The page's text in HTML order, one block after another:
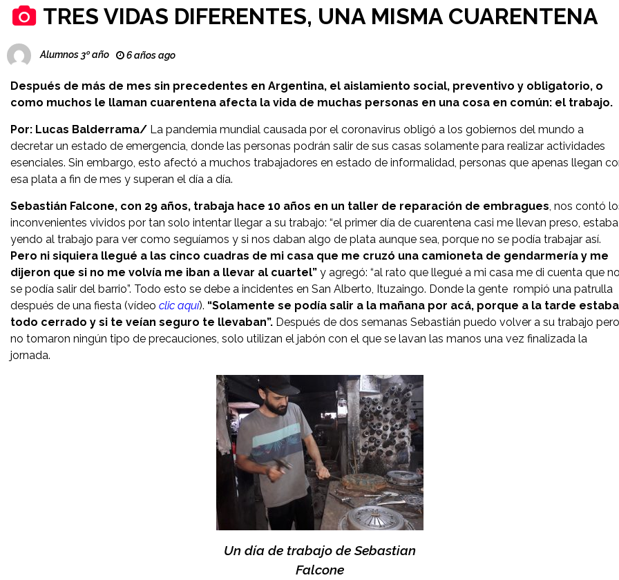
TRES VIDAS DIFERENTES, UNA MISMA CUARENTENA
Alumnos 3º año 6 años ago
Después de más de mes sin precedentes en Argentina, el aislamiento social, preventivo y obligatorio, o
como muchos le llaman cuarentena afecta la vida de muchas personas en una cosa en común: el trabajo.
Por: Lucas Balderrama/ La pandemia mundial causada por el coronavirus obligó a los gobiernos del mundo a
decretar un estado de emergencia, donde las personas podrán salir de sus casas solamente para realizar actividades
esenciales. Sin embargo, esto afectó a muchos trabajadores en estado de informalidad, personas que apenas llegan
esa plata a fin de mes y superan el día a día.
Sebastián Falcone, con 29 años, trabaja hace 10 años en un taller de reparación de embragues, nos contó
inconvenientes vividos por tan solo intentar llegar a su trabajo: “el primer día de cuarentena casi me llevan preso, estaba
yendo al trabajo para ver como seguíamos y si nos daban algo de plata aunque sea, porque no se podía trabajar así.
Pero ni siquiera llegué a las cinco cuadras de mi casa que me cruzó una camioneta de gendarmería y me
dijeron que si no me volvía me iban a llevar al cuartel” y agregó: “al rato que llegué a mi casa me di cuenta que no
se podía salir del barrio”. Todo esto se debe a incidentes en San Alberto, Ituzaingo. Donde la gente rompió una patrulla
después de una fiesta (vídeo clic aquí). “Solamente se podía salir a la mañana por acá, porque a la tarde estaba
todo cerrado y si te veían seguro te llevaban”. Después de dos semanas Sebastián puedo volver a su trabajo pero
no tomaron ningún tipo de precauciones, solo utilizan el jabón con el que se lavan las manos una vez finalizada la
jornada.
Un día de trabajo de Sebastian
Falcone